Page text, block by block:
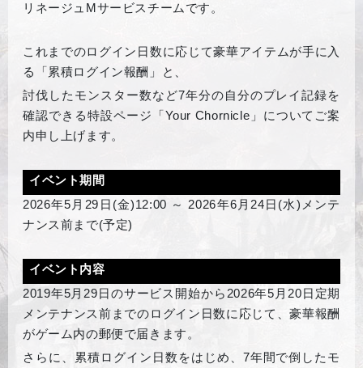
リネージュMサービスチームです。
これまでのログイン日数に応じて豪華アイテムが手に入
る「累積ログイン報酬」と、
討伐したモンスター数など7年分の自分のプレイ記録を
確認できる特設ページ「Your Chornicle」についてご案
内申し上げます。
イベント期間
2026年5月29日(金)12:00 ～ 2026年6月24日(水)メンテ
ナンス前まで(予定)
イベント内容
2019年5月29日のサービス開始から2026年5月20日定期
メンテナンス前までのログイン日数に応じて、豪華報酬
がゲーム内の郵便で届きます。
さらに、累積ログイン日数をはじめ、7年間で倒したモ